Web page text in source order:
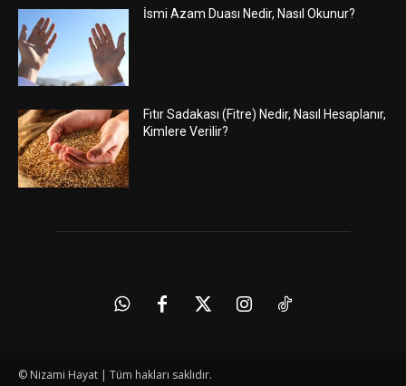
İsmi Azam Duası Nedir, Nasıl Okunur?
Fıtır Sadakası (Fitre) Nedir, Nasıl Hesaplanır,
Kimlere Verilir?
© Nizami Hayat | Tüm hakları saklıdır.